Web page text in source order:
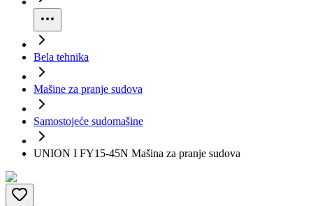
Bela tehnika
Mašine za pranje sudova
Samostojeće sudomašine
UNION I FY15-45N Mašina za pranje sudova